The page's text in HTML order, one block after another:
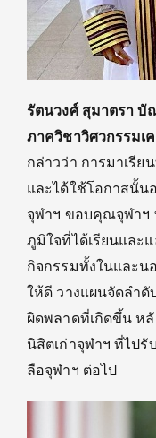
รัตนวงศ์ สุมาตรา บั
ภาควิชาวิศวกรรมเ
กล่าวว่า การมาเรีย
และได้ใช้โอกาสนั้น
จุฬาฯ ขอบคุณจุฬาฯ
ภูมิใจที่ได้เรียนและแ
กิจกรรมทั้งในและน
ให้ดี วางแผนจัดลำดั
ผิดพลาดที่เกิดขึ้น หลั
นิสิตเก่าจุฬาฯ ที่ไปรั
ลือจุฬาฯ ต่อไป